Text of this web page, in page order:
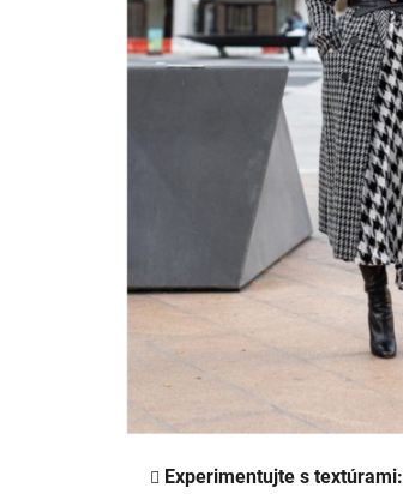
Experimentujte s textúrami: